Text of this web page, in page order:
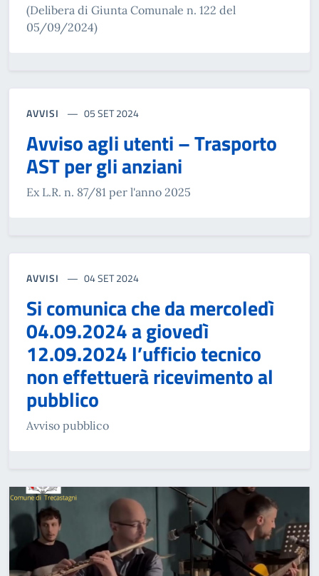
(Delibera di Giunta Comunale n. 122 del
05/09/2024)
AVVISI 05 SET 2024
Avviso agli utenti – Trasporto
AST per gli anziani
Ex L.R. n. 87/81 per l'anno 2025
AVVISI 04 SET 2024
Si comunica che da mercoledì
04.09.2024 a giovedì
12.09.2024 l’ufficio tecnico
non effettuerà ricevimento al
pubblico
Avviso pubblico